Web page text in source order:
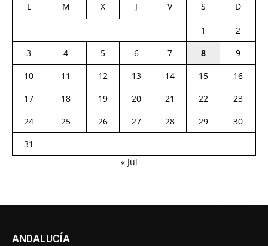
L M X J V S D
1
2
3
4 5 6 7 8
9
10
11 12 13 14 15
16
17
18 19 20 21 22
23
24
25 26 27 28 29
30
31
« Jul
ANDALUCÍA